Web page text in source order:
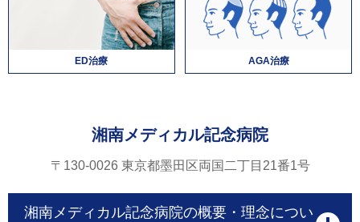
ED治療 AGA治療
湘南メディカル記念病院
〒130-0026 東京都墨田区両国二丁目21番1号
湘南メディカル記念病院の概要・理念につい